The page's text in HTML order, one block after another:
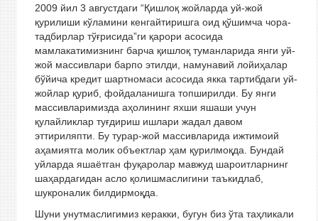
2009 йил 3 августдаги “Қишлоқ жойларда уй-жой
қурилиши кўламини кенгайтиришга оид қўшимча чора-
тадбирлар тўғрисида”ги қарори асосида
мамлакатимизнинг барча қишлоқ туманларида янги уй-
жой массивлари барпо этилди, намунавий лойиҳалар
бўйича кредит шартномаси асосида якка тартибдаги уй-
жойлар қуриб, фойдаланишга топширилди. Бу янги
массивларимизда аҳолининг яхши яшаши учун
қулайликлар туғдириш ишлари жадал давом
эттириляпти. Бу турар-жой массивларида ижтимоий
аҳамиятга молик объектлар ҳам қурилмоқда. Бундай
уйларда яшаётган фуқаролар мавжуд шароитларнинг
шаҳардагидан асло қолишмаслигини таъкидлаб,
шукроналик билдирмоқда.
Шуни унутмаслигимиз керакки, бугун биз ўта таҳликали